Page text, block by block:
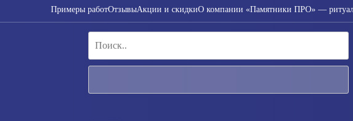
Примеры работОтзывыАкции и скидкиО компании «Памятники ПРО» —